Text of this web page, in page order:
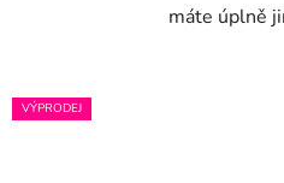
máte úplně
VÝPRODEJ